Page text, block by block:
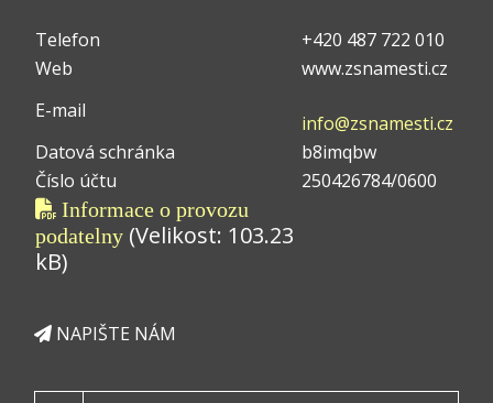
Telefon
+420 487 722 010
Web
www.zsnamesti.cz
E-mail
info@zsnamesti.cz
Datová schránka
b8imqbw
Číslo účtu
250426784/0600
Informace o provozu
podatelny (Velikost: 103.23
kB)
NAPIŠTE NÁM